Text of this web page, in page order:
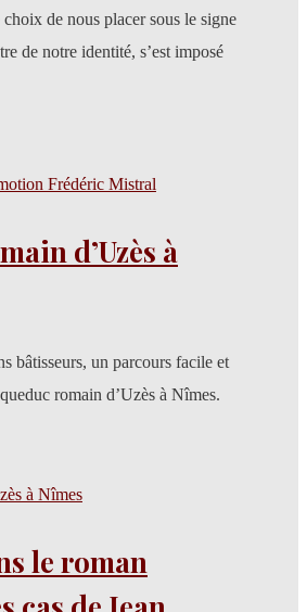
de nous placer sous le signe
de notre identité, s’est imposé
d’Uzès à
bâtisseurs, un parcours facile et
romain d’Uzès à Nîmes.
le roman